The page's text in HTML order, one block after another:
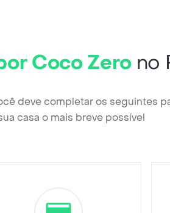
Coco Zero no
deve completar os seguintes
casa o mais breve possível